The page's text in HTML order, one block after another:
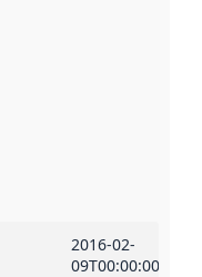
2016-02-
09T00:00:00Z